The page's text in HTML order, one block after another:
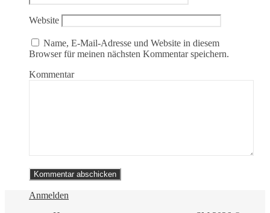
Website
Name, E-Mail-Adresse und Website in diesem
Browser für meinen nächsten Kommentar speichern.
Kommentar
Anmelden